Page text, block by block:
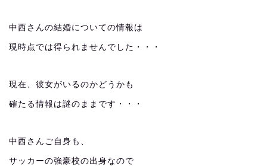
中西さんの結婚についての情報は
現時点では得られませんでした・・・
現在、彼女がいるのかどうかも
確たる情報は謎のままです・・・
中西さんご自身も、
サッカーの強豪校の出身なので